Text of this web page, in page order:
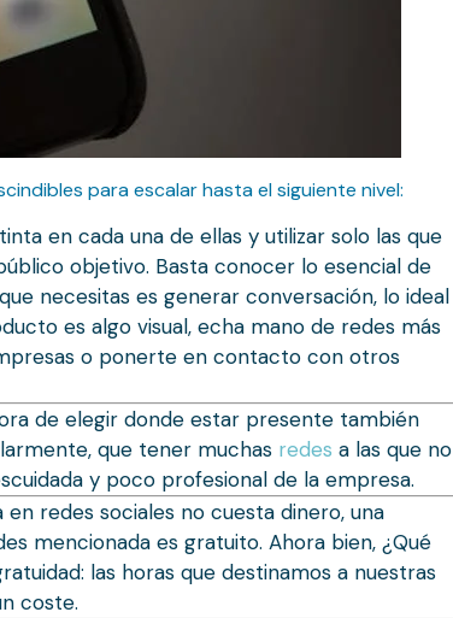
para escalar hasta el siguiente nivel:
en cada una de ellas y utilizar solo las que
objetivo. Basta conocer lo esencial de
necesitas es generar conversación, lo ideal
es algo visual, echa mano de redes más
o ponerte en contacto con otros
de elegir donde estar presente también
que tener muchas redes a las que no
y poco profesional de la empresa.
redes sociales no cuesta dinero, una
mencionada es gratuito. Ahora bien, ¿Qué
las horas que destinamos a nuestras
coste.